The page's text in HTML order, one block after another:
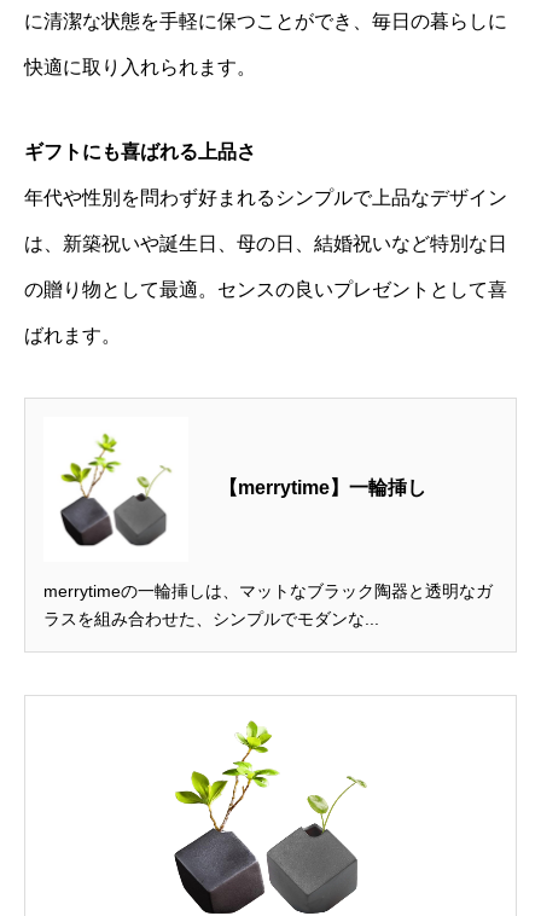
に清潔な状態を手軽に保つことができ、毎日の暮らしに
快適に取り入れられます。
ギフトにも喜ばれる上品さ
年代や性別を問わず好まれるシンプルで上品なデザイン
は、新築祝いや誕生日、母の日、結婚祝いなど特別な日
の贈り物として最適。センスの良いプレゼントとして喜
ばれます。
【merrytime】一輪挿し
merrytimeの一輪挿しは、マットなブラック陶器と透明なガ
ラスを組み合わせた、シンプルでモダンな...